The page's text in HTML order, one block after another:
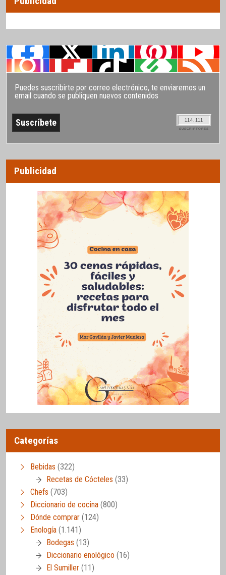
Puedes suscribirte por correo electrónico, te enviaremos un
email cuando se publiquen nuevos contenidos
114.111
SUSCRIPTORES
Publicidad
Categorías
Bebidas (322)
Recetas de Cócteles (33)
Chefs (703)
Diccionario de cocina (800)
Dónde comprar (124)
Enología (1.141)
Bodegas (13)
Diccionario enológico (16)
El Sumiller (11)